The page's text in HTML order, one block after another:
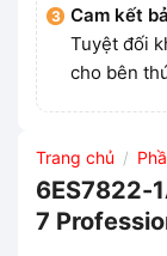
Cam kết
Tuyệt đối
cho bên
Trang chủ /
6ES7822-
7